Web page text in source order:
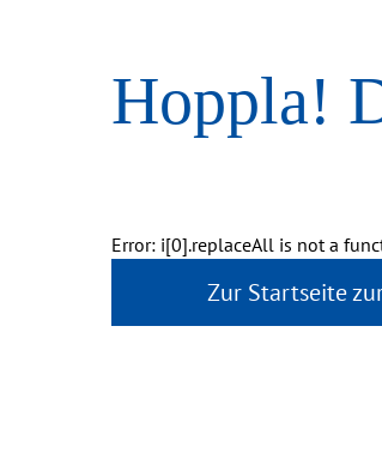
Hoppla!
Error: i[0].replaceAll is not a
Zur Startseite